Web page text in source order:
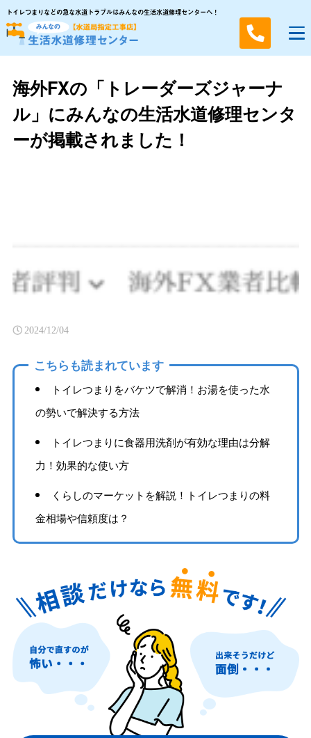
トイレつまりなどの急な水道トラブルはみんなの生活水道修理センターへ！
海外FXの「トレーダーズジャーナ
ル」にみんなの生活水道修理センタ
ーが掲載されました！
2024/12/04
こちらも読まれています
トイレつまりをバケツで解消！お湯を使った水
の勢いで解決する方法
トイレつまりに食器用洗剤が有効な理由は分解
力！効果的な使い方
くらしのマーケットを解説！トイレつまりの料
金相場や信頼度は？